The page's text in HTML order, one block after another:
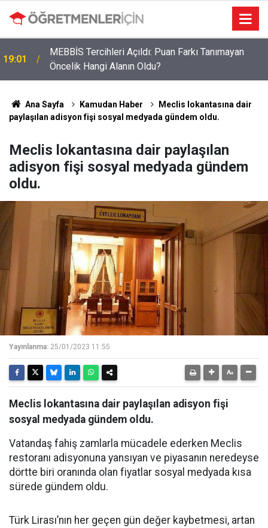
MEBBİS Tercihleri Açıldı: Puan Farkı Tanımayan
Öncelik Hangi Alanın Oldu?
09:03
Öğretmenlere Müjdeli Haber: Bu 12 İlde Norm
Kadro Tıkanıklığı Yaşanmayacak
Ana Sayfa Kamudan Haber
Meclis lokantasına dair
paylaşılan adisyon fişi sosyal medyada gündem oldu.
Meclis lokantasına dair paylaşılan
adisyon fişi sosyal medyada gündem
oldu.
Yayınlanma: 25/01/2023 11:55
Meclis lokantasına dair paylaşılan adisyon fişi
sosyal medyada gündem oldu.
Vatandaş fahiş zamlarla mücadele ederken Meclis
restoranı adisyonuna yansıyan ve piyasanın neredeyse
dörtte biri oranında olan fiyatlar sosyal medyada kısa
sürede gündem oldu.
Türk Lirası’nın her geçen gün değer kaybetmesi, artan